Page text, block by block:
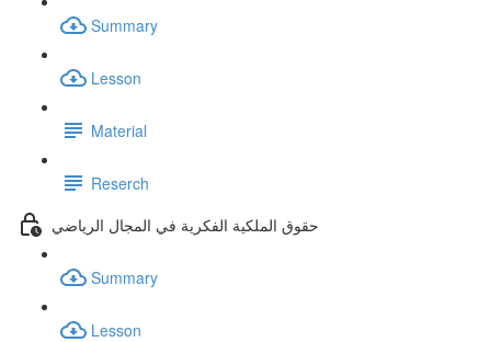
Summary
Lesson
Material
Reserch
حقوق الملكية الفكرية في المجال الرياضي
Summary
Lesson